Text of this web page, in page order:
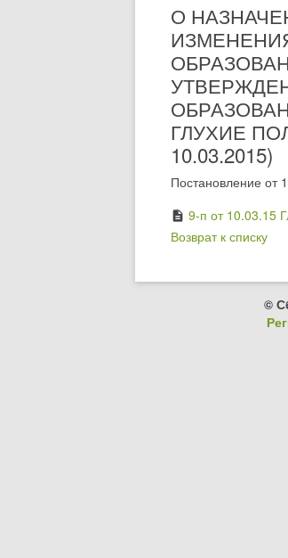
О
ГЛУХИЕ
10.03.2015)
Постановление
description 9-п от 10.03.15
Возврат к списку
©